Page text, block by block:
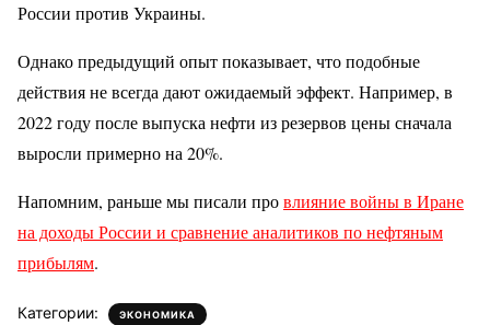
России против Украины.
Однако предыдущий опыт показывает, что подобные
действия не всегда дают ожидаемый эффект. Например, в
2022 году после выпуска нефти из резервов цены сначала
выросли примерно на 20%.
Напомним, раньше мы писали провлияние войны в Иране
на доходы России и сравнение аналитиков по нефтяным
прибылям.
Категории: ЭКОНОМИКА